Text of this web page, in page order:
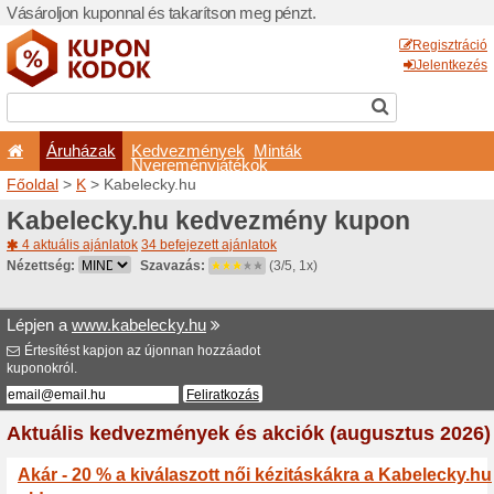
Vásároljon kuponnal és
Áruházak
Főoldal>K> Kabelecky.hu